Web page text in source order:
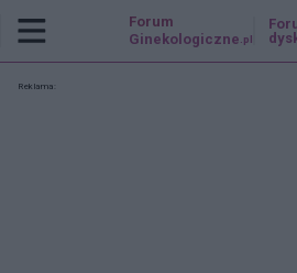
Forum
Ginekologiczne .pl
Reklama: